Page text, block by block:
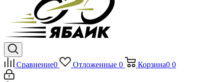
Сравнение0 Отложенные 0 Корзина0 0